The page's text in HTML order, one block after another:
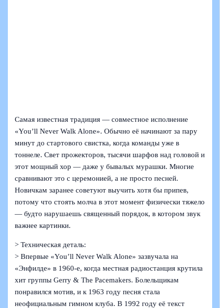
Самая известная традиция — совместное исполнение
«You’ll Never Walk Alone». Обычно её начинают за пару
минут до стартового свистка, когда команды уже в
тоннеле. Свет прожекторов, тысячи шарфов над головой и
этот мощный хор — даже у бывалых мурашки. Многие
сравнивают это с церемонией, а не просто песней.
Новичкам заранее советуют выучить хотя бы припев,
потому что стоять молча в этот момент физически тяжело
— будто нарушаешь священный порядок, в котором звук
важнее картинки.
> Техническая деталь:
> Впервые «You’ll Never Walk Alone» зазвучала на
«Энфилде» в 1960‑е, когда местная радиостанция крутила
хит группы Gerry & The Pacemakers. Болельщикам
понравился мотив, и к 1963 году песня стала
неофициальным гимном клуба. В 1992 году её текст